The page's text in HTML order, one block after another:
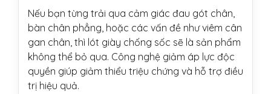
Nếu bạn từng trải qua cảm giác đau gót chân,
bàn chân phẳng, hoặc các vấn đề như viêm cân
gan chân, thì lót giày chống sốc sẽ là sản phẩm
không thể bỏ qua. Công nghệ giảm áp lực độc
quyền giúp giảm thiểu triệu chứng và hỗ trợ điều
trị hiệu quả.